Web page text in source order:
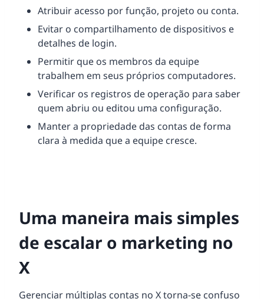
Atribuir acesso por função, projeto ou conta.
Evitar o compartilhamento de dispositivos e
detalhes de login.
Permitir que os membros da equipe
trabalhem em seus próprios computadores.
Verificar os registros de operação para saber
quem abriu ou editou uma configuração.
Manter a propriedade das contas de forma
clara à medida que a equipe cresce.
Uma maneira mais simples
de escalar o marketing no
X
Gerenciar múltiplas contas no X torna-se confuso